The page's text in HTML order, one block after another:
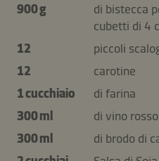
900 g
di bistecca
cubetti di 4
12
piccoli
12
carotine
1 cucchiaio
di farina
300 ml
di vino rosso
300 ml
di brodo di